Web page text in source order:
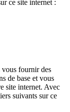
ce site internet :
vous fournir des
de base et vous
site internet. Avec
suivants sur ce